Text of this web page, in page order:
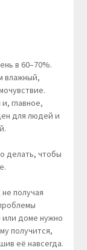
в 60–70%.
влажный,
главное,
для людей и
делать, чтобы
получая
или доме нужно
получится,
её навсегда.